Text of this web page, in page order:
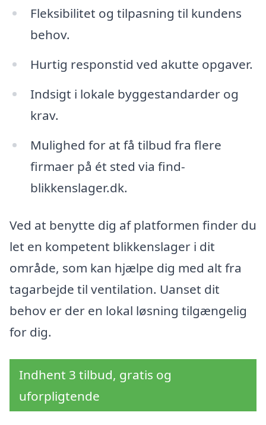
Fleksibilitet og tilpasning til kundens
behov.
Hurtig responstid ved akutte opgaver.
Indsigt i lokale byggestandarder og
krav.
Mulighed for at få tilbud fra flere
firmaer på ét sted via find-
blikkenslager.dk.
Ved at benytte dig af platformen finder du
let en kompetent blikkenslager i dit
område, som kan hjælpe dig med alt fra
tagarbejde til ventilation. Uanset dit
behov er der en lokal løsning tilgængelig
for dig.
Indhent 3 tilbud, gratis og
uforpligtende